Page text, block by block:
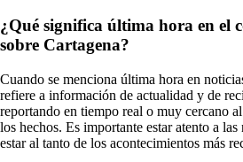
¿Qué significa última hora en el
sobre Cartagena?
Cuando se menciona última hora en
refiere a información de actualidad y de
reportando en tiempo real o muy cercano
los hechos. Es importante estar atento a
estar al tanto de los acontecimientos más